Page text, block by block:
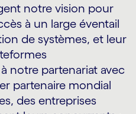
notre vision pour
à un large éventail
de systèmes, et leur
notre partenariat avec
partenaire mondial
des entreprises